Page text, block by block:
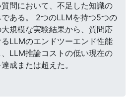
問において、不足した知識の
ある。 2つのLLMを持つ5つの
規模な実験結果から、質問応
LLMのエンドツーエンド性能
LLM推論コストの低い現在の
成または超えた。